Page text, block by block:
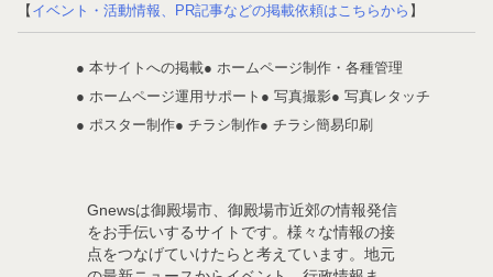
【 イベント・活動情報、PR記事などの掲載依頼はこちらから 】
● 本サイトへの掲載● ホームページ制作・各種管理
● ホームページ運用サポート ● 写真撮影● 写真レタッチ
● ポスター制作● チラシ制作● チラシ簡易印刷
Gnewsは御殿場市、御殿場市近郊の情報発信
をお手伝いするサイトです。様々な情報の接
点をつなげていけたらと考えています。地元